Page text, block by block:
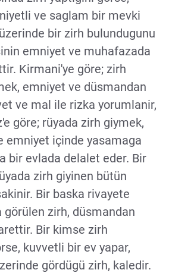
ve saglam bir mevki
bir zirh bulundugunu
emniyet ve muhafazada
Kirmani'ye göre; zirh
emniyet ve düsmandan
ve mal ile rizka yorumlanir,
göre; rüyada zirh giymek,
emniyet içinde yasamaga
bir evlada delalet eder. Bir
zirh giyinen bütün
Bir baska rivayete
görülen zirh, düsmandan
Bir kimse zirh
kuvvetli bir ev yapar,
gördügü zirh, kaledir.